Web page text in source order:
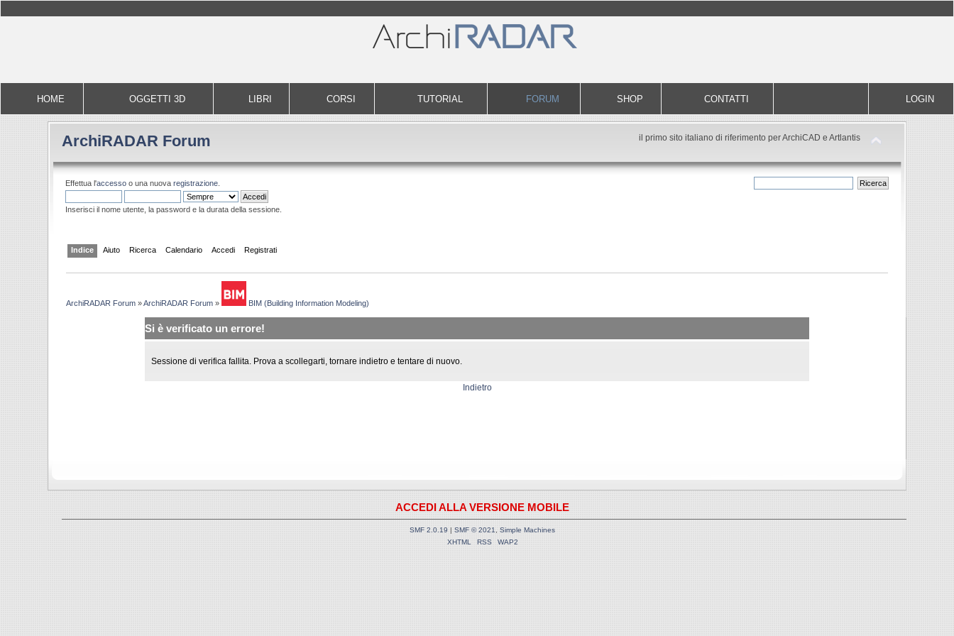
HOME OGGETTI 3D LIBRI CORSI TUTORIAL FORUM SHOP CONTATTI LOGIN
ArchiRADAR Forum il primo sito italiano di riferimento per ArchiCAD e Artlantis
Effettua l'accesso o una nuovaregistrazione.
Inserisci il nome utente, la password e la durata della sessione.
Indice Aiuto Ricerca Calendario Accedi Registrati
ArchiRADAR Forum »ArchiRADAR Forum » BIM (Building Information Modeling)
Si è verificato un errore!
Sessione di verifica fallita. Prova a scollegarti, tornare indietro e tentare di nuovo.
Indietro
ACCEDI ALLA VERSIONE MOBILE
SMF 2.0.19 | SMF © 2021
Simple Machines
XHTML
RSS WAP2